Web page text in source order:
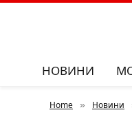
НОВИНИ
Home » Новини